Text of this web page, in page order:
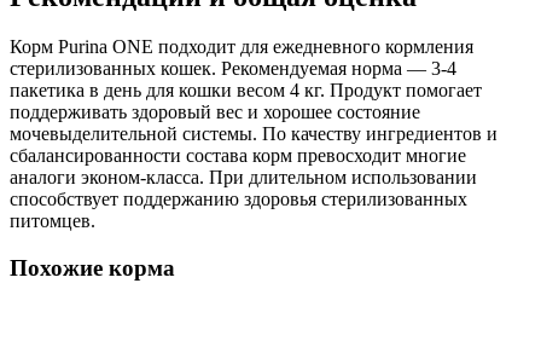
Корм Purina ONE подходит для ежедневного кормления
стерилизованных кошек. Рекомендуемая норма — 3-4
пакетика в день для кошки весом 4 кг. Продукт помогает
поддерживать здоровый вес и хорошее состояние
мочевыделительной системы. По качеству ингредиентов и
сбалансированности состава корм превосходит многие
аналоги эконом-класса. При длительном использовании
способствует поддержанию здоровья стерилизованных
питомцев.
Похожие корма